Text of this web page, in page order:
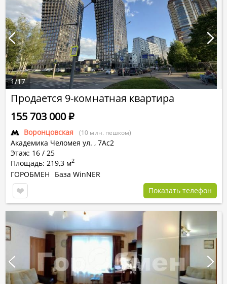
Продается 9-комнатная квартира
Воронцовская (10 мин. пешком)
Академика Челомея ул. , 7Ас2
Этаж: 16 / 25
Площадь: 219,3 м2
155 703 000Р
ГОРОБМЕН
База WinNER
Показать телефон
1/17